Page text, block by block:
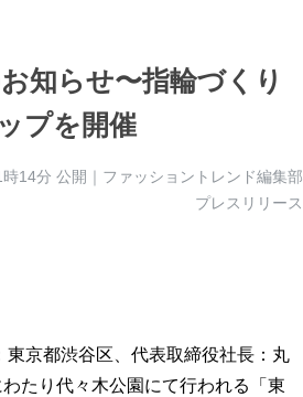
知らせ〜指輪づくり
プを開催
14分 公開｜ファッショントレンド編集部
プレスリリース
京都渋谷区、代表取締役社長：丸
たり代々木公園にて行われる「東